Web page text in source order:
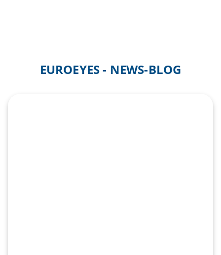
EUROEYES - NEWS-BLOG